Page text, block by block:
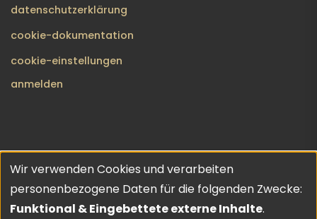
datenschutzerklärung
cookie-dokumentation
cookie-einstellungen
BENUTZERMENÜ
anmelden
no gods · no masters | copyleft 2026 | theme inspired by
URO💔
Verwendung
Wir verwenden Cookies und verarbeiten
personenbezogene Daten für die folgenden Zwecke:
Funktional & Eingebettete externe Inhalte.